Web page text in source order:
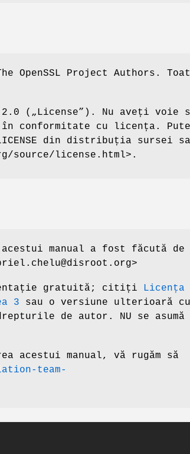
OpenSSL Project Authors.
(„License”). Nu aveți voie
conformitate cu licența.
din distribuția sursei
source/license.html>.
acestui manual a fost făcută de
gratuită; citiți
Licența
3 sau o versiune ulterioară cu
de autor. NU se asumă
acestui manual, vă rugăm să
team-